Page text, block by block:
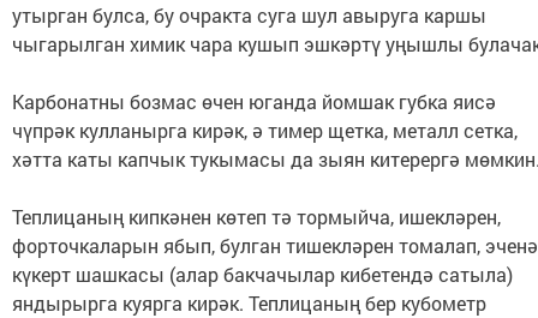
утырган булса, бу очракта суга шул авыруга каршы
чыгарылган химик чара кушып эшкәртү уңышлы
Карбонатны бозмас өчен юганда йомшак губка яисә
чүпрәк кулланырга кирәк, ә тимер щетка, металл сетка,
хәтта каты капчык тукымасы да зыян китерергә
Теплицаның кипкәнен көтеп тә тормыйча, ишекләрен,
форточкаларын ябып, булган тишекләрен томалап, эченә
күкерт шашкасы (алар бакчачылар кибетендә сатыла)
яндырырга куярга кирәк. Теплицаның бер кубометр